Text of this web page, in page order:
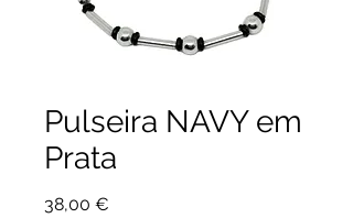
Pulseira NAVY em
Prata
38,00 €